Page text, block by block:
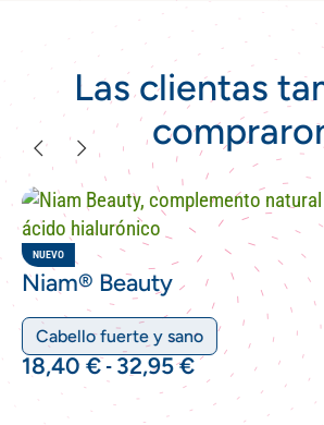
Las clientas
NUEVO
Niam® Beauty
Cabello fuerte y sano
18,40 € - 32,95€